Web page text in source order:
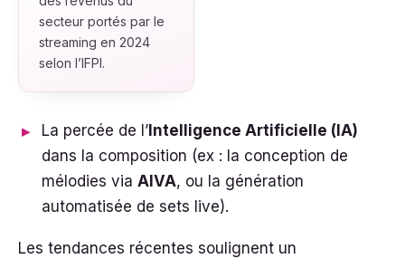
secteur portés par le
streaming en 2024
selon l’IFPI.
La percée de l’ Intelligence Artificielle (IA)
dans la composition (ex : la conception de
mélodies via AIVA, ou la génération
automatisée de sets live).
Les tendances récentes soulignent un